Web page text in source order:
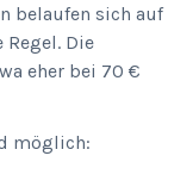
belaufen sich auf
Die
eher bei 70 €
möglich: